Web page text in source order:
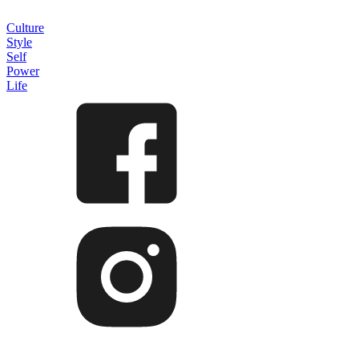
Culture
Style
Self
Power
Life